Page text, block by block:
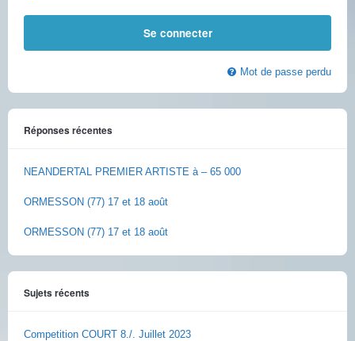
Mot de passe perdu
Réponses récentes
NEANDERTAL PREMIER ARTISTE à – 65 000
ORMESSON (77) 17 et 18 août
ORMESSON (77) 17 et 18 août
Sujets récents
Competition COURT 8./. Juillet 2023